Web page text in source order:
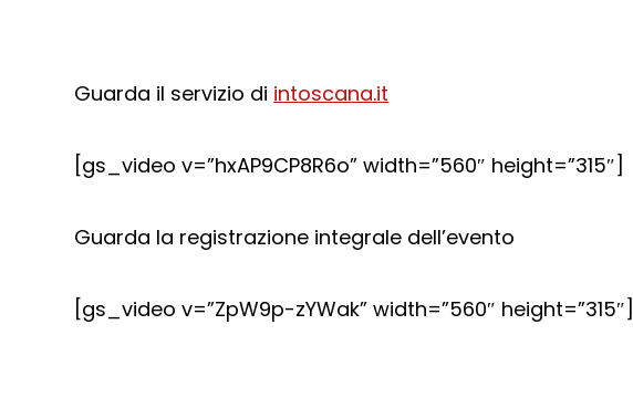
Guarda il servizio di intoscana.it
[gs_video v=”hxAP9CP8R6o” width=”560″ height=”315″]
Guarda la registrazione integrale dell’evento
[gs_video v=”ZpW9p-zYWak” width=”560″ height=”315″]